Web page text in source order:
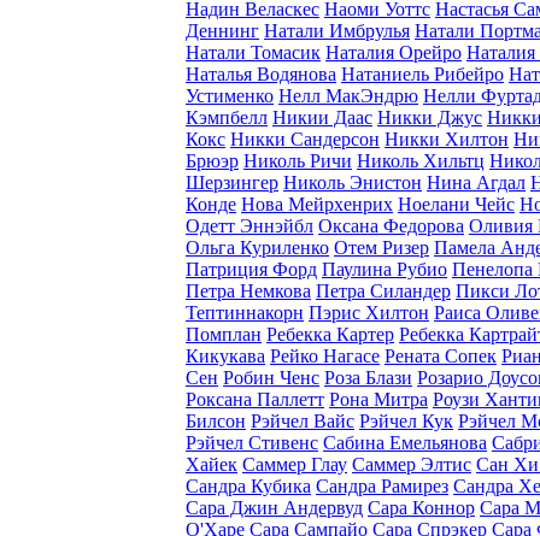
Надин Веласкес Наоми Уоттс Настасья
Деннинг Натали Имбрулья Натали
Натали Томасик Наталия Орейро
Наталья Водянова Натаниель Рибейро
Устименко Нелл МакЭндрю Нелли
Кэмпбелл Никии Даас Никки Джус
Кокс Никки Сандерсон Никки Хилтон
Брюэр Николь Ричи Николь Хильтц
Шерзингер Николь Энистон Нина Агдал
Конде Нова Мейрхенрих Ноелани Чейс
Одетт Эннэйбл Оксана Федорова Оливия
Ольга Куриленко Отем Ризер Памела
Патриция Форд Паулина Рубио Пенелопа
Петра Немкова Петра Силандер Пикси
Тептиннакорн Пэрис Хилтон Раиса
Помплан Ребекка Картер Ребекка
Кикукава Рейко Нагасе Рената Сопек
Сен Робин Ченс Роза Блази Розарио
Роксана Паллетт Рона Митра Роузи
Билсон Рэйчел Вайс Рэйчел Кук Рэйчел
Рэйчел Стивенс Сабина Емельянова
Хайек Саммер Глау Саммер Элтис Сан
Сандра Кубика Сандра Рамирез Сандра
Сара Джин Андервуд Сара Коннор Сара
О'Харе Сара Сампайо Сара Спрэкер Сара